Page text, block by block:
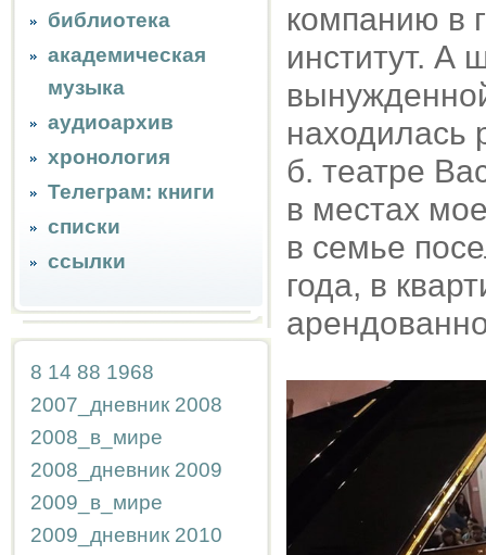
библиотека
академическая
музыка
аудиоархив
хронология
Телеграм: книги
списки
ссылки
8 14 88 1968
2007_дневник 2008
2008_в_мире
2008_дневник 2009
2009_в_мире
2009_дневник 2010
компанию в
институт. А
находилась
б. театре
в местах
в семье
года, в